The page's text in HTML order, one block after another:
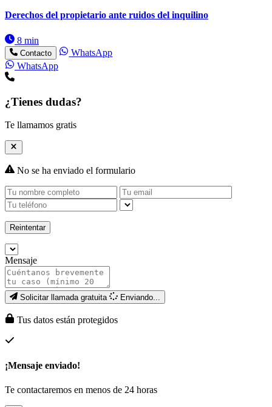
Derechos del propietario ante ruidos del inquilino
8 min
Contacto
WhatsApp
WhatsApp
¿Tienes dudas?
Te llamamos gratis
No se ha enviado el formulario
Reintentar
Mensaje
Solicitar llamada gratuita Enviando...
Tus datos están protegidos
¡Mensaje enviado!
Te contactaremos en menos de 24 horas